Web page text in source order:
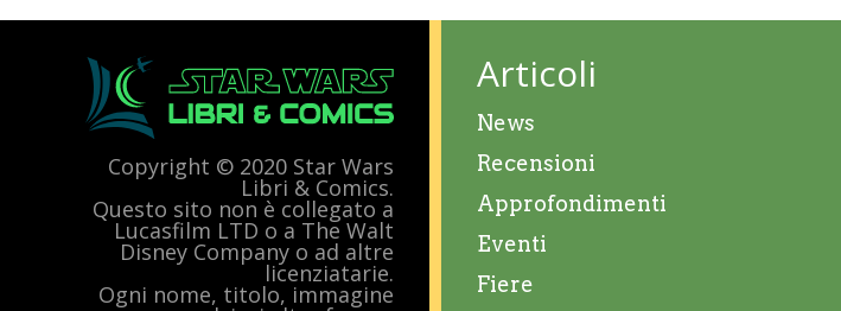
Copyright © 2020 Star Wars
Libri & Comics.
Questo sito non è collegato a
Lucasfilm LTD o a The Walt
Disney Company o ad altre
licenziatarie.
Ogni nome, titolo, immagine
Articoli
News
Recensioni
Approfondimenti
Eventi
Fiere